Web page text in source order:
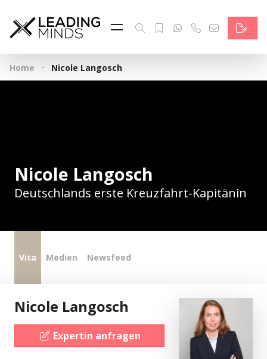
Feed & News
Reading Minds
Themen
Kontakt
Home · Nicole Langosch
Nicole Langosch
Deutschlands erste Kreuzfahrt-Kapitänin
Vita Medien Newsfeed
Nicole Langosch
Expertin anfragen